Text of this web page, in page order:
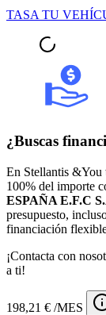
TASA TU
¿Buscas
En Stellantis &You
100% del importe
ESPAÑA E.F.C
presupuesto,
financiación
¡Contacta con
a ti!
198,21 € /MES